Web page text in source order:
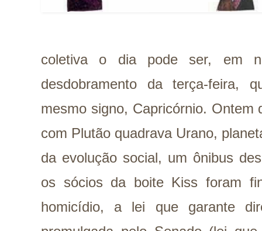
coletiva o dia pode ser, em
desdobramento da terça-feira,
mesmo signo, Capricórnio.
com Plutão quadrava Urano,
da evolução social, um ônibus
os sócios da boite Kiss foram
homicídio, a lei que garante